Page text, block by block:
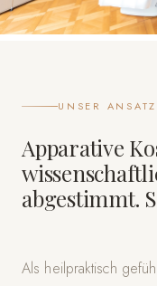
UNSER ANSATZ
Apparative
abgestimmt.
Als heilpraktisch